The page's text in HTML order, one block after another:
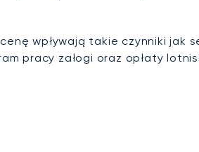
wpływają takie czynniki jak
pracy załogi oraz opłaty